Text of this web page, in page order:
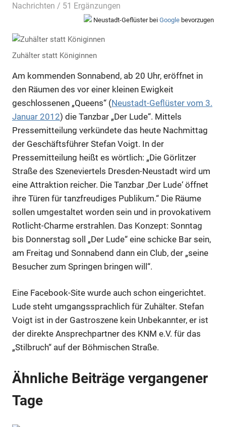
Nachrichten / 51 Ergänzungen
Neustadt-Geflüster bei Google bevorzugen
Zuhälter statt Königinnen
Am kommenden Sonnabend, ab 20 Uhr, eröffnet in
den Räumen des vor einer kleinen Ewigkeit
geschlossenen „Queens“ (Neustadt-Geflüster vom 3.
Januar 2012) die Tanzbar „Der Lude“. Mittels
Pressemitteilung verkündete das heute Nachmittag
der Geschäftsführer Stefan Voigt. In der
Pressemitteilung heißt es wörtlich: „Die Görlitzer
Straße des Szeneviertels Dresden-Neustadt wird um
eine Attraktion reicher. Die Tanzbar ‚Der Lude‘ öffnet
ihre Türen für tanzfreudiges Publikum.“ Die Räume
sollen umgestaltet worden sein und in provokativem
Rotlicht-Charme erstrahlen. Das Konzept: Sonntag
bis Donnerstag soll „Der Lude“ eine schicke Bar sein,
am Freitag und Sonnabend dann ein Club, der „seine
Besucher zum Springen bringen will“.
Eine Facebook-Site wurde auch schon eingerichtet.
Lude steht umgangssprachlich für Zuhälter. Stefan
Voigt ist in der Gastroszene kein Unbekannter, er ist
der direkte Ansprechpartner des KNM e.V. für das
„Stilbruch“ auf der Böhmischen Straße.
Ähnliche Beiträge vergangener
Tage